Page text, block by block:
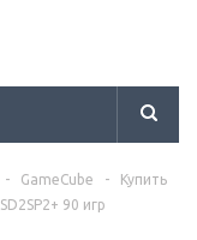
- GameCube -
Купить
90 игр